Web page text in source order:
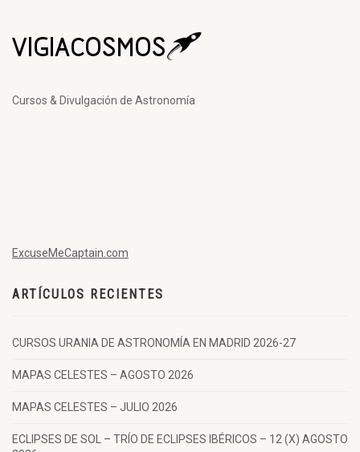
Cursos & Divulgación de Astronomía
ExcuseMeCaptain.com
ARTÍCULOS RECIENTES
CURSOS URANIA DE ASTRONOMÍA EN MADRID 2026-27
MAPAS CELESTES – AGOSTO 2026
MAPAS CELESTES – JULIO 2026
ECLIPSES DE SOL – TRÍO DE ECLIPSES IBÉRICOS – 12 (X) AGOSTO